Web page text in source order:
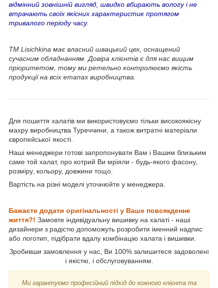
відмінний зовнішній вигляд, швидко вбирають вологу і не
втрачають своїх якісних характеристик протягом
тривалого періоду часу.
ТМ Lisichkina має власний швацький цех, оснащений
сучасним обладнанням. Довіра клієнтів є для нас вищим
пріоритетом, тому ми ретельно контролюємо якість
продукції на всіх етапах виробництва.
Для пошиття халатів ми використовуємо тільки високоякісну
махру виробництва Туреччини, а також витратні матеріали
європейської якості.
Наші менеджери готові запропонувати Вам і Вашим близьким
саме той халат, про котрий Ви мріяли - будь-якого фасону,
розміру, кольору, довжини тощо.
Вартість на різні моделі уточнюйте у менеджера.
Бажаєте додати оригінальності у Ваше повсякденне
життя?! Замовте індивідуальну вишивку на халаті - наші
дизайнери з радістю допоможуть розробити іменний надпис
або логотип, підібрати вдалу комбінацію халата і вишивки.
Зробивши замовлення у нас, Ви 100% залишитеся задоволені
і якістю, і обслуговуванням.
Ми гарантуємо професійний підхід до кожного клієнта та